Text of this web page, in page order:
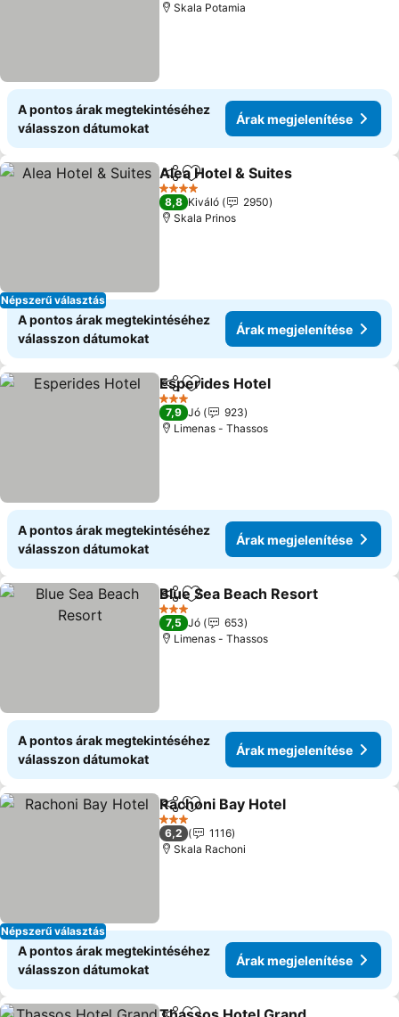
Skala Potamia
A pontos árak megtekintéséhez
válasszon dátumokat
Árak megjelenítése
Népszerű választás
Megosztás
Hozzáadás a kedvencekhez
Alea Hotel & Suites
4 Kategória
8,8 Kiváló
2950
Skala Prinos
A pontos árak megtekintéséhez
válasszon dátumokat
Árak megjelenítése
Megosztás
Hozzáadás a kedvencekhez
Esperides Hotel
3 Kategória
7,9 Jó
923
Limenas - Thassos
A pontos árak megtekintéséhez
válasszon dátumokat
Árak megjelenítése
Megosztás
Hozzáadás a kedvencekhez
Blue Sea Beach Resort
3 Kategória
7,5 Jó
653
Limenas - Thassos
A pontos árak megtekintéséhez
válasszon dátumokat
Árak megjelenítése
Népszerű választás
Megosztás
Hozzáadás a kedvencekhez
Rachoni Bay Hotel
3 Kategória
6,2
1116
Skala Rachoni
A pontos árak megtekintéséhez
válasszon dátumokat
Árak megjelenítése